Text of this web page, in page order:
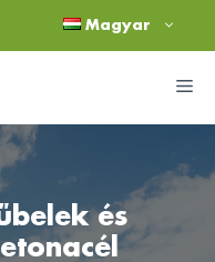
Magyar
és